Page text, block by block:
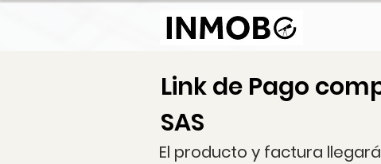
Link de Pago
SAS
El producto y factura